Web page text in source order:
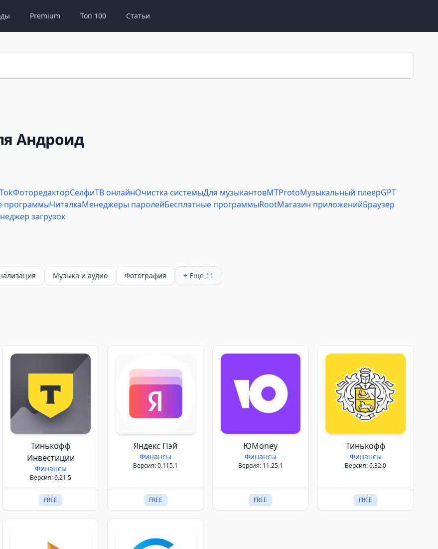
Premium Топ 100 Статьи
Андроид
ФоторедакторСелфиТВ онлайнОчистка системыДля музыкантовMTProtoМузыкальный плеерGPT
программыЧиталкаМенеджеры паролейБесплатные программыRootМагазин приложенийБраузер
загрузок
Музыка и аудио Фотография + Еще 11
Тинькофф
Инвестиции
Финансы
Версия: 6.21.5
FREE
Яндекс Пэй
Финансы
Версия: 0.115.1
FREE
ЮMoney
Финансы
Версия: 11.25.1
FREE
Тинькофф
Финансы
Версия: 6.32.0
FREE